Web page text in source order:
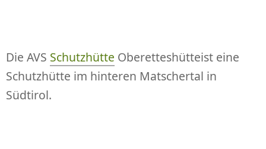
Die AVS Schutzhütte Oberetteshütteist eine
Schutzhütte im hinteren Matschertal in
Südtirol.